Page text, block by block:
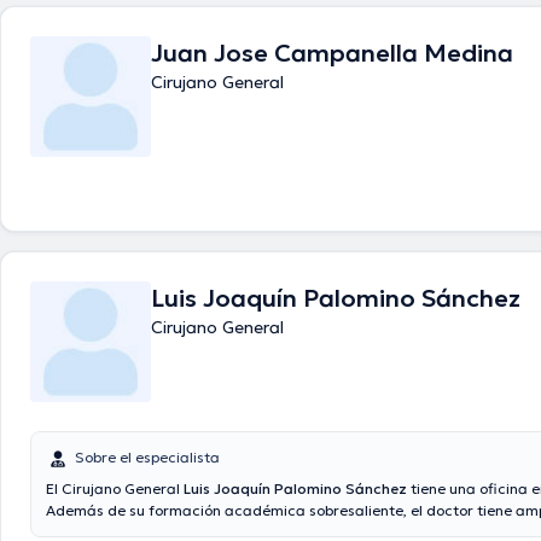
especialización y ha publicado numerosas ediciones. Para finalizar, el
hablar Español en su consultorio.
Juan Jose Campanella Medina
Cirujano General
Luis Joaquín Palomino Sánchez
Cirujano General
Sobre el especialista
El Cirujano General Luis Joaquín Palomino Sánchez tiene una oficina
Además de su formación académica sobresaliente, el doctor tiene